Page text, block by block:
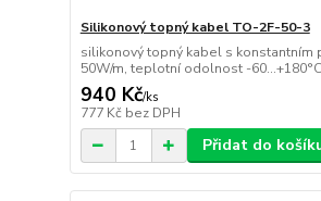
Silikonový topný kabel TO-2F-50-3
silikonový topný kabel s konstantním
50W/m, teplotní odolnost -60...+180°C
940 Kč/ks
777 Kč bez DPH
Přidat do